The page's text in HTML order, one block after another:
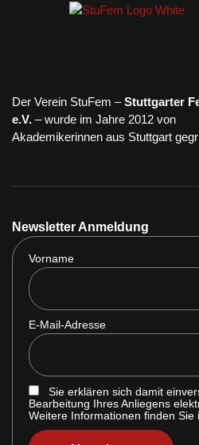
Der Verein StuFem –Stuttgarter
e.V. – wurde im Jahre 2012 von
Akademikerinnen aus Stuttgart
Newsletter Anmeldung
Vorname
E-Mail-Adresse
Sie erklären sich damit
Bearbeitung Ihres Anliegens
Weitere Informationen finden Sie